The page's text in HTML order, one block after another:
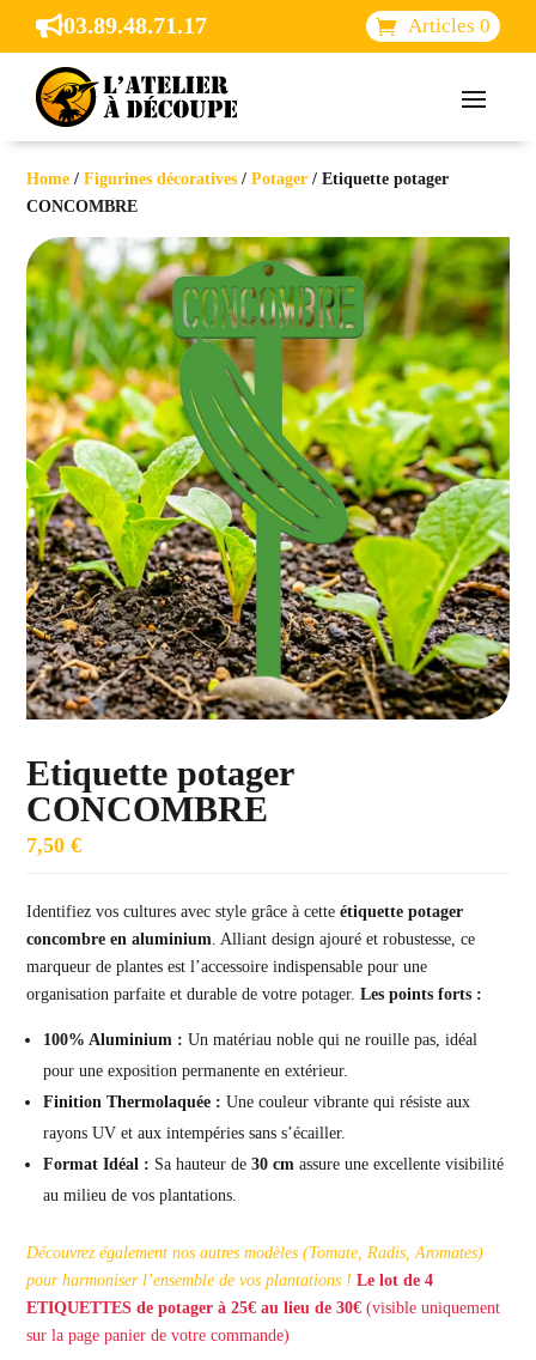
03.89.48.71.17 Articles 0
Home /Figurines décoratives /Potager / Etiquette potager
CONCOMBRE
Etiquette potager
CONCOMBRE
7,50€
Identifiez vos cultures avec style grâce à cetteétiquette potager
concombre en aluminium. Alliant design ajouré et robustesse, ce
marqueur de plantes est l’accessoire indispensable pour une
organisation parfaite et durable de votre potager.Les points forts :
100% Aluminium : Un matériau noble qui ne rouille pas, idéal
pour une exposition permanente en extérieur.
Finition Thermolaquée : Une couleur vibrante qui résiste aux
rayons UV et aux intempéries sans s’écailler.
Format Idéal : Sa hauteur de30 cm assure une excellente visibilité
au milieu de vos plantations.
Découvrez également nos autres modèles (Tomate, Radis, Aromates)
pour harmoniser l’ensemble de vos plantations ! Le lot de 4
ETIQUETTES de potager à 25€ au lieu de 30€ (visible uniquement
sur la page panier de votre commande)